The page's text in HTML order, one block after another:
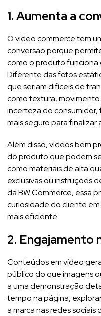
1. Aumenta a
O video commerce tem
conversão porque
como o produto funciona
Diferente das fotos
que seriam difíceis de
como textura, movimento
incerteza do consumidor,
mais seguro para finalizar
Além disso, vídeos bem
do produto que podem
como materiais de alta
exclusivas ou instruções
da BW Commerce, essa
curiosidade do cliente
mais eficiente.
2. Engajamento
Conteúdos em vídeo
público do que imagens
a uma demonstração
tempo na página,
a marca nas redes sociais